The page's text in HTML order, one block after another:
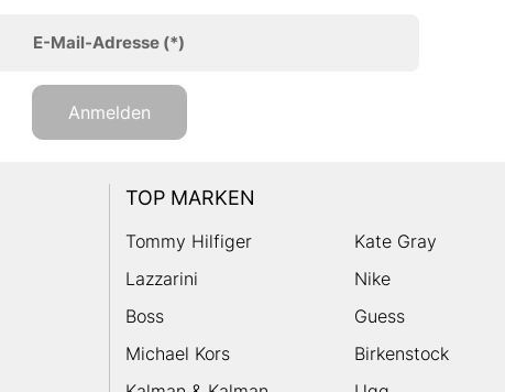
E-Mail-Adresse(*)
Anmelden
TOP MARKEN
Tommy Hilfiger Kate Gray
Lazzarini
Nike
Boss
Guess
Michael Kors
Birkenstock